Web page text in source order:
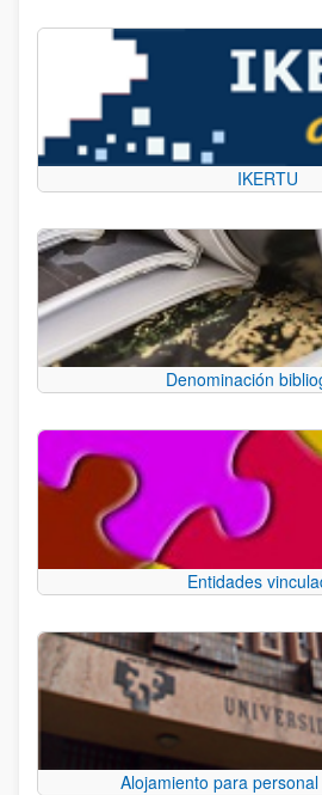
IKERTU
Denominación
Entidades
Alojamiento para